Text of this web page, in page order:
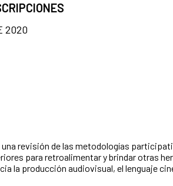
revisión de las metodologías
para retroalimentar y brindar otras
la producción audiovisual, el lenguaje
2020